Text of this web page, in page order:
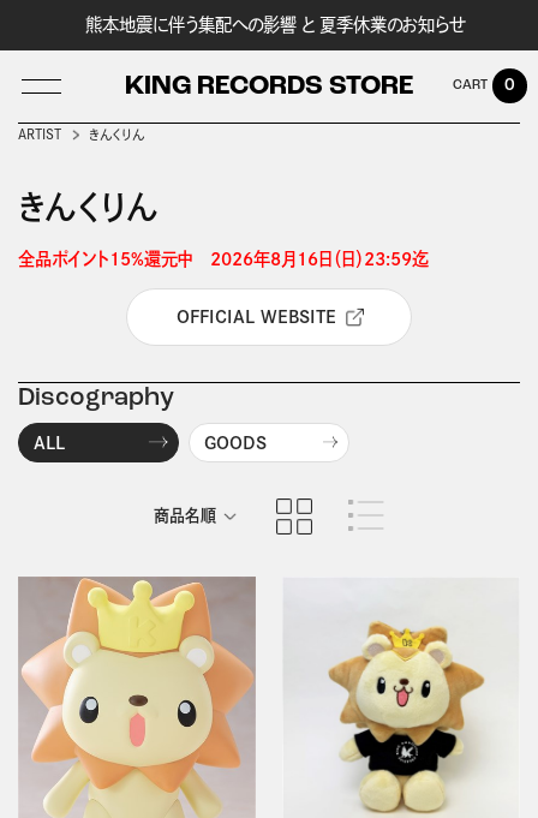
熊本地震に伴う集配への影響 と 夏季休業のお知らせ
KING RECORDS STORE 0
ARTIST きんくりん
きんくりん
全品ポイント15%還元中　2026年8月16日（日）23:59迄
OFFICIAL WEBSITE
Discography
ALL GOODS
商品名順